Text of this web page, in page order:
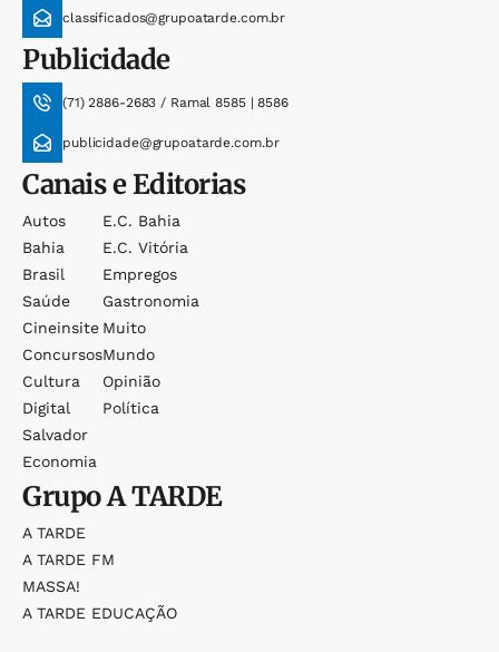
classificados@grupoatarde.com.br
Publicidade
(71) 2886-2683 / Ramal 8585 | 8586
publicidade@grupoatarde.com.br
Canais e Editorias
Autos
Bahia
Brasil
Saúde
Cineinsite
Concursos
Cultura
Digital
Salvador
Economia
E.c. Bahia
E.c. Vitória
Empregos
Gastronomia
Muito
Mundo
Opinião
Política
GrupoA TARDE
A TARDE
A TARDE FM
MASSA!
A TARDE EDUCAÇÃO